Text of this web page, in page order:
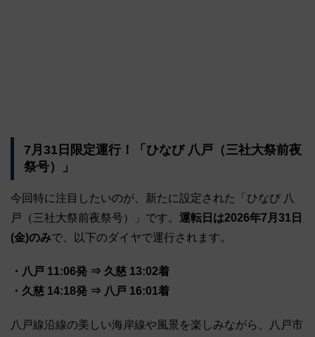
7月31日限定運行！「ひなび 八戸（三社大祭前夜
祭号）」
今回特に注目したいのが、新たに設定された「ひなび 八
戸（三社大祭前夜祭号）」です。 運転日は2026年7月31日
(金)のみで、以下のダイヤで運行されます。
・八戸 11:06発 ⇒ 久慈 13:02着
・久慈 14:18発 ⇒ 八戸 16:01着
八戸線沿線の美しい海岸線や風景を楽しみながら、八戸市